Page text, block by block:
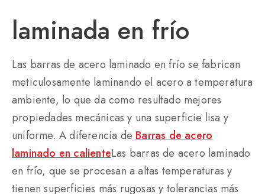
laminada en frío
Las barras de acero laminado en frío se fabrican
meticulosamente laminando el acero a temperatura
ambiente, lo que da como resultado mejores
propiedades mecánicas y una superficie lisa y
uniforme. A diferencia de Barras de acero
laminado en calienteLas barras de acero laminado
en frío, que se procesan a altas temperaturas y
tienen superficies más rugosas y tolerancias más